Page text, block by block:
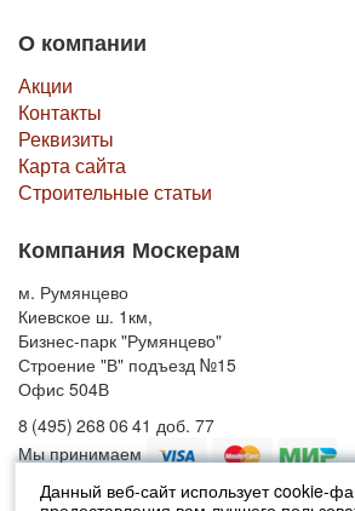
Данный веб-сайт использует cookie-
О компании
Акции
Контакты
Реквизиты
Карта сайта
Строительные статьи
Компания Москерам
м. Румянцево
Киевское ш. 1км,
Бизнес-парк "Румянцево"
Строение "В" подъезд №15
Офис 504В
8 (495) 268 06 41 доб. 77
Мы принимаем